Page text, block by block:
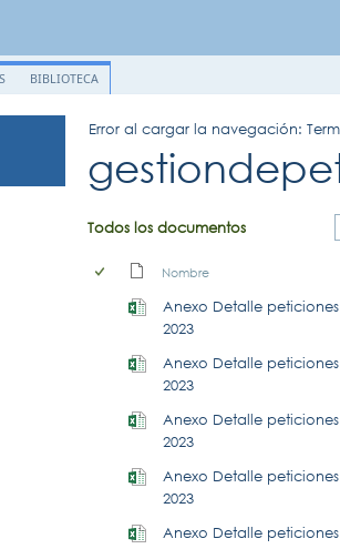
BIBLIOTECA
Error al cargar la navegación:
Todos los documentos
Nombre
Anexo Detalle
2023
Anexo Detalle
2023
Anexo Detalle
2023
Anexo Detalle
2023
Anexo Detalle